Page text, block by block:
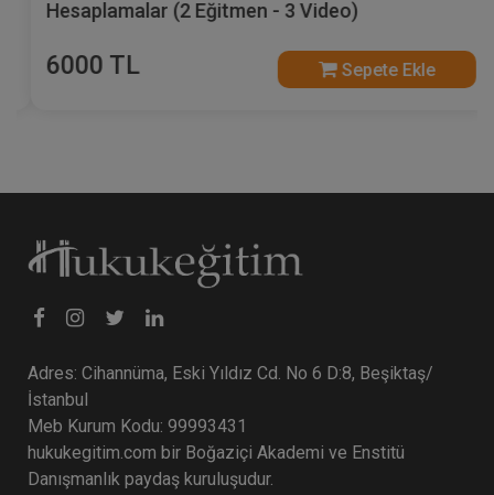
Hesaplamalar (2 Eğitmen - 3 Video)
6000 TL Sepete Ekle
Adres: Cihannüma, Eski Yıldız Cd. No 6 D:8, Beşiktaş/
İstanbul
Meb Kurum Kodu: 99993431
hukukegitim.com bir Boğaziçi Akademi ve Enstitü
Danışmanlık paydaş kuruluşudur.